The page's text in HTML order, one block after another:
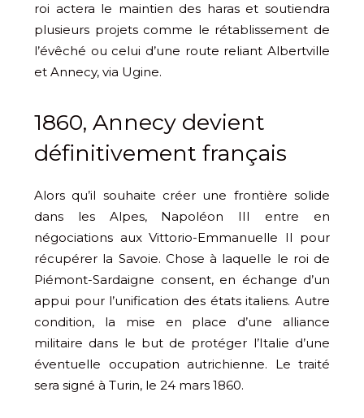
roi actera le maintien des haras et soutiendra
plusieurs projets comme le rétablissement de
l’évêché ou celui d’une route reliant Albertville
et Annecy, via Ugine.
1860, Annecy devient
définitivement français
Alors qu’il souhaite créer une frontière solide
dans les Alpes, Napoléon III entre en
négociations aux Vittorio-Emmanuelle II pour
récupérer la Savoie. Chose à laquelle le roi de
Piémont-Sardaigne consent, en échange d’un
appui pour l’unification des états italiens. Autre
condition, la mise en place d’une alliance
militaire dans le but de protéger l’Italie d’une
éventuelle occupation autrichienne. Le traité
sera signé à Turin, le 24 mars 1860.